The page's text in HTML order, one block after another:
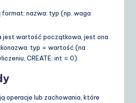
format: nazwa: typ (np. waga:
jest wartość początkowa, jest ona
nazwa: typ = wartość (na
CREATE: int = 0).
operacje lub zachowania, które